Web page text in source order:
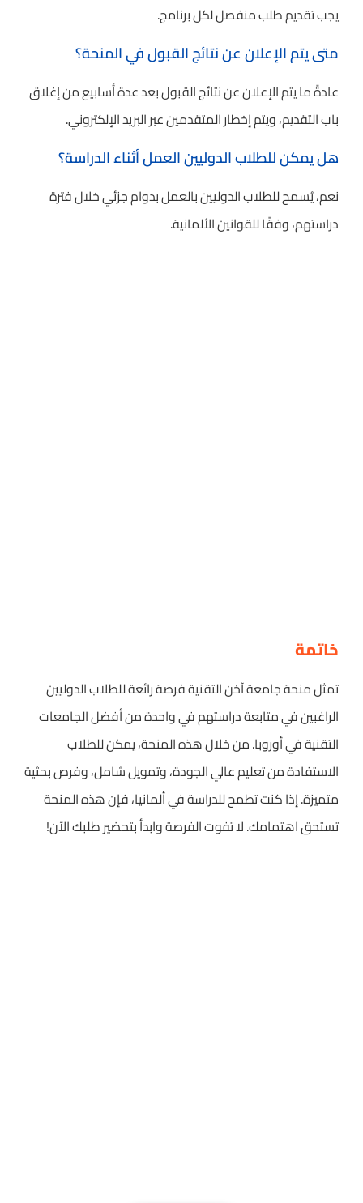
يجب تقديم طلب منفصل لكل برنامج.
متى يتم الإعلان عن نتائج القبول في المنحة؟
عادةً ما يتم الإعلان عن نتائج القبول بعد عدة أسابيع من إغلاق
باب التقديم، ويتم إخطار المتقدمين عبر البريد الإلكتروني.
هل يمكن للطلاب الدوليين العمل أثناء الدراسة؟
نعم، يُسمح للطلاب الدوليين بالعمل بدوام جزئي خلال فترة
دراستهم، وفقًا للقوانين الألمانية.
خاتمة
تمثل منحة جامعة آخن التقنية فرصة رائعة للطلاب الدوليين
الراغبين في متابعة دراستهم في واحدة من أفضل الجامعات
التقنية في أوروبا. من خلال هذه المنحة، يمكن للطلاب
الاستفادة من تعليم عالي الجودة، وتمويل شامل، وفرص بحثية
متميزة. إذا كنت تطمح للدراسة في ألمانيا، فإن هذه المنحة
تستحق اهتمامك. لا تفوت الفرصة وابدأ بتحضير طلبك الآن!